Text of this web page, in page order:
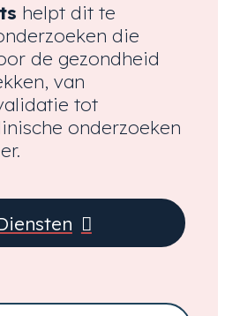
helpt dit te
die
de gezondheid
van
tot
onderzoeken